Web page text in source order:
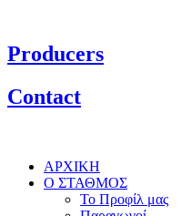
Producers
Contact
ΑΡΧΙΚΗ
Ο ΣΤΑΘΜΟΣ
Το Προφίλ μας